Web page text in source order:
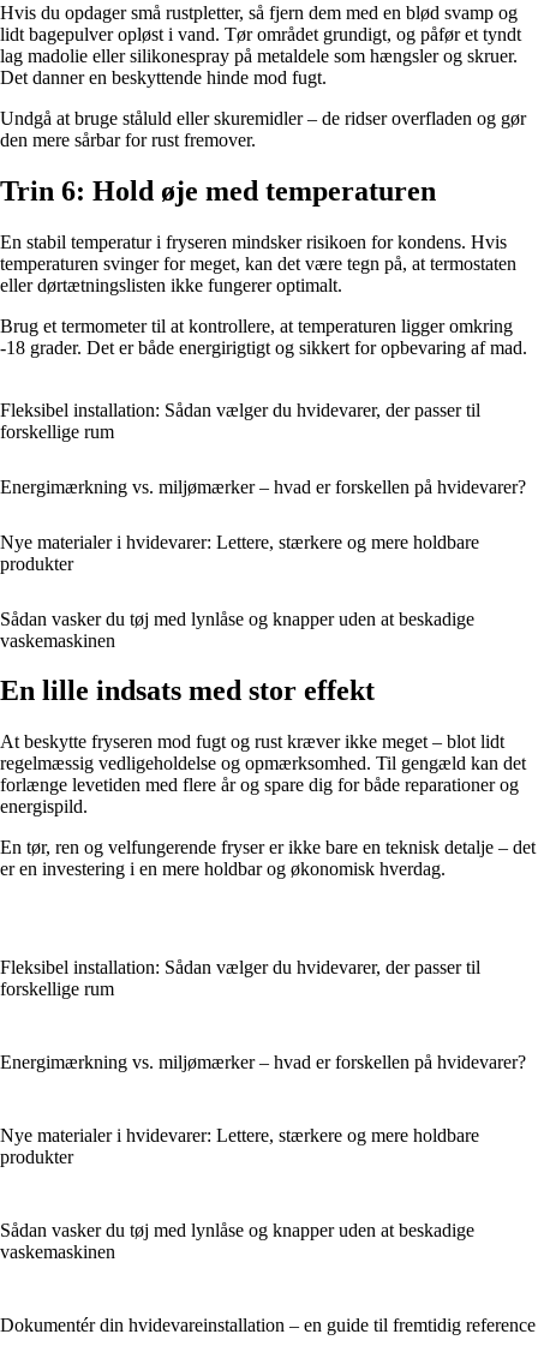
Hvis du opdager små rustpletter, så fjern dem med en blød svamp og
lidt bagepulver opløst i vand. Tør området grundigt, og påfør et tyndt
lag madolie eller silikonespray på metaldele som hængsler og skruer.
Det danner en beskyttende hinde mod fugt.
Undgå at bruge ståluld eller skuremidler – de ridser overfladen og gør
den mere sårbar for rust fremover.
Trin 6: Hold øje med temperaturen
En stabil temperatur i fryseren mindsker risikoen for kondens. Hvis
temperaturen svinger for meget, kan det være tegn på, at termostaten
eller dørtætningslisten ikke fungerer optimalt.
Brug et termometer til at kontrollere, at temperaturen ligger omkring
-18 grader. Det er både energirigtigt og sikkert for opbevaring af mad.
Fleksibel installation: Sådan vælger du hvidevarer, der passer til
forskellige rum
Energimærkning vs. miljømærker – hvad er forskellen på hvidevarer?
Nye materialer i hvidevarer: Lettere, stærkere og mere holdbare
produkter
Sådan vasker du tøj med lynlåse og knapper uden at beskadige
vaskemaskinen
En lille indsats med stor effekt
At beskytte fryseren mod fugt og rust kræver ikke meget – blot lidt
regelmæssig vedligeholdelse og opmærksomhed. Til gengæld kan det
forlænge levetiden med flere år og spare dig for både reparationer og
energispild.
En tør, ren og velfungerende fryser er ikke bare en teknisk detalje – det
er en investering i en mere holdbar og økonomisk hverdag.
Fleksibel installation: Sådan vælger du hvidevarer, der passer til
forskellige rum
Energimærkning vs. miljømærker – hvad er forskellen på hvidevarer?
Nye materialer i hvidevarer: Lettere, stærkere og mere holdbare
produkter
Sådan vasker du tøj med lynlåse og knapper uden at beskadige
vaskemaskinen
Dokumentér din hvidevareinstallation – en guide til fremtidig reference